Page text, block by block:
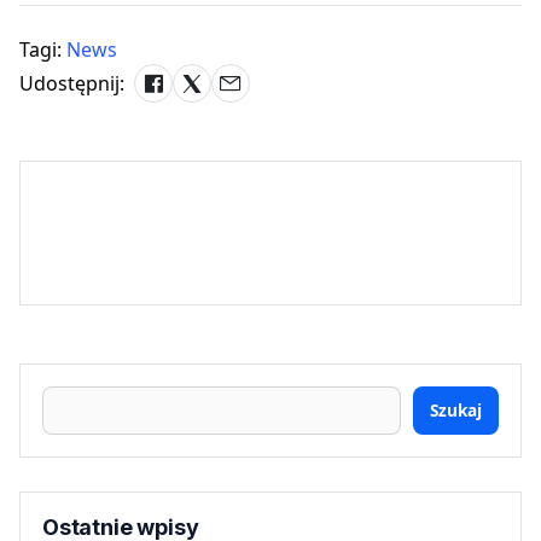
Tagi: News
Udostępnij:
Szukaj
Ostatnie wpisy